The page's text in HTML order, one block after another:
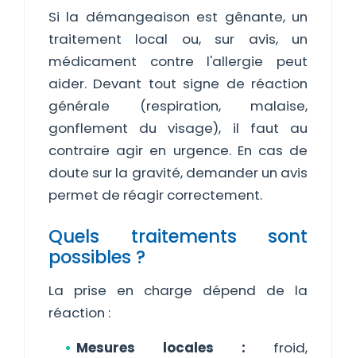
Si la démangeaison est gênante, un
traitement local ou, sur avis, un
médicament contre l'allergie peut
aider. Devant tout signe de réaction
générale (respiration, malaise,
gonflement du visage), il faut au
contraire agir en urgence. En cas de
doute sur la gravité, demander un avis
permet de réagir correctement.
Quels traitements sont
possibles ?
La prise en charge dépend de la
réaction :
Mesures locales : froid,